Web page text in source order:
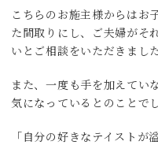
こちらのお施主様からはお
た間取りにし、ご夫婦がそ
いとご相談をいただきました
また、一度も手を加えてい
気になっているとのことで
「自分の好きなテイストが